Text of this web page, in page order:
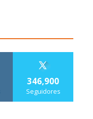
346,900
Seguidores